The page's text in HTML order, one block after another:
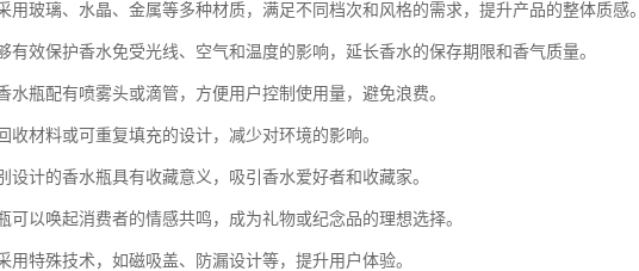
用玻璃、水晶、金属等多种材质，满足不同档次和风格的需求，提升产品的整体质感。
有效保护香水免受光线、空气和温度的影响，延长香水的保存期限和香气质量。
水瓶配有喷雾头或滴管，方便用户控制使用量，避免浪费。
收材料或可重复填充的设计，减少对环境的影响。
设计的香水瓶具有收藏意义，吸引香水爱好者和收藏家。
可以唤起消费者的情感共鸣，成为礼物或纪念品的理想选择。
用特殊技术，如磁吸盖、防漏设计等，提升用户体验。